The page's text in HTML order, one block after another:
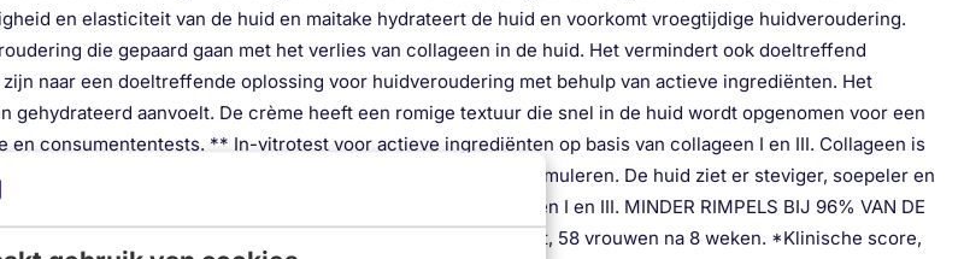
en elasticiteit van de huid en maitake hydrateert de huid en voorkomt vroegtijdige huidveroudering.
die gepaard gaan met het verlies van collageen in de huid. Het vermindert ook doeltreffend
naar een doeltreffende oplossing voor huidveroudering met behulp van actieve ingrediënten. Het
aanvoelt. De crème heeft een romige textuur die snel in de huid wordt opgenomen voor een
consumententests. ** In-vitrotest voor actieve ingrediënten op basis van collageen I en III. Collageen is
een nieuw leven in, door de collageenproductie te helpen stimuleren. De huid ziet er steviger, soepeler en
vitrotest voor actieve ingrediënten op basis van collageen I en III. MINDER RIMPELS BIJ 96% VAN DE
de vrouwen vond de huid zachter aanvoelen** *Klinische test, 58 vrouwen na 8 weken. *Klinische score,